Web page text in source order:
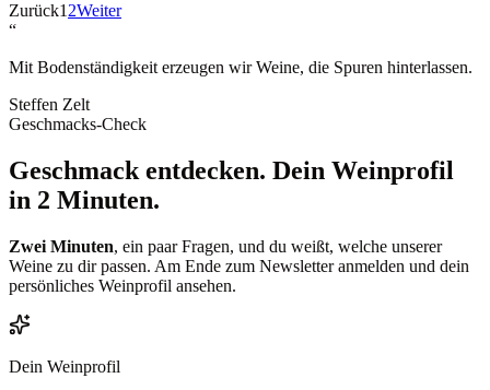
Zurück1 2Weiter
“
Mit Bodenständigkeit erzeugen wir Weine, die Spuren hinterlassen.
Steffen Zelt
Geschmacks-Check
Geschmack entdecken. Dein Weinprofil
in 2 Minuten.
Zwei Minuten, ein paar Fragen, und du weißt, welche unserer
Weine zu dir passen. Am Ende zum Newsletter anmelden und dein
persönliches Weinprofil ansehen.
Dein Weinprofil